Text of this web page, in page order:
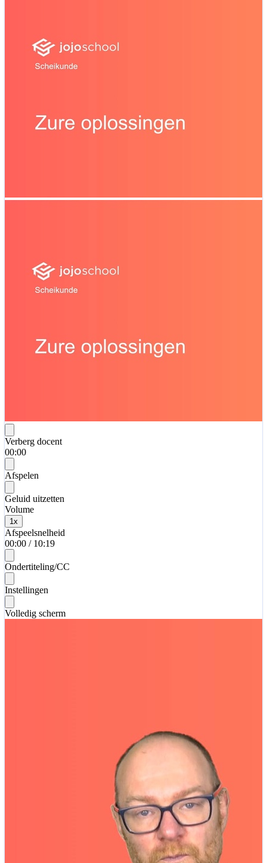
Verberg docent
00:00
Afspelen
Geluid uitzetten
Volume
1 x
Afspeelsnelheid
00:00 / 10:19
Ondertiteling/CC
Instellingen
Volledig scherm